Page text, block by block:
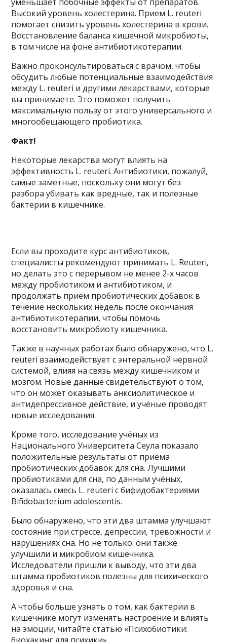
Высокий уровень холестерина. Прием L. reuteri
помогает снизить уровень холестерина в крови.
Восстановление баланса кишечной микробиоты,
в том числе на фоне антибиотикотерапии.
Важно проконсультироваться с врачом, чтобы
обсудить любые потенциальные взаимодействия
между L. reuteri и другими лекарствами, которые
вы принимаете. Это поможет получить
максимальную пользу от этого универсального и
многообещающего пробиотика.
Факт!
Некоторые лекарства могут влиять на
эффективность L. reuteri. Антибиотики, пожалуй,
самые заметные, поскольку они могут без
разбора убивать как вредные, так и полезные
бактерии в кишечнике.
Если вы проходите курс антибиотиков,
специалисты рекомендуют принимать L. Reuteri,
но делать это с перерывом не менее 2-х часов
между пробиотиком и антибиотиком, и
продолжать приём пробиотических добавок в
течение нескольких недель после окончания
антибиотикотерапии, чтобы помочь
восстановить микробиоту кишечника.
Также в научных работах было обнаружено, что L.
reuteri взаимодействует с энтеральной нервной
системой, влияя на связь между кишечником и
мозгом. Новые данные свидетельствуют о том,
что он может оказывать анксиолитическое и
антидепрессивное действие, и учёные проводят
новые исследования.
Кроме того, исследование учёных из
Национального Университета Сеула показало
положительные результаты от приёма
пробиотических добавок для сна. Лучшими
пробиотиками для сна, по данным учёных,
оказалась смесь L. reuteri с бифидобактериями
Bifidobacterium adolescentis.
Было обнаружено, что эти два штамма улучшают
состояние при стрессе, депрессии, тревожности и
нарушениях сна. Но не только: они также
улучшили и микробиом кишечника.
Исследователи пришли к выводу, что эти два
штамма пробиотиков полезны для психического
здоровья и сна.
А чтобы больше узнать о том, как бактерии в
кишечнике могут изменять настроение и влиять
на эмоции, читайте статью «Психобиотики: